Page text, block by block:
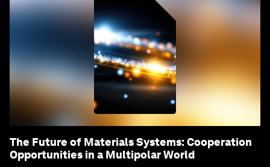
The Future of Materials Systems: Cooperation
Opportunities in a Multipolar World